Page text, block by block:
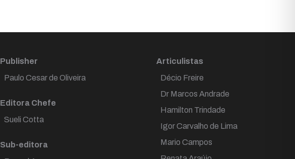
Publisher
Paulo Cesar de Oliveira
Editora Chefe
Sueli Cotta
Sub-editora
Articulistas
Décio Freire
Dr Marcos Andrade
Hamilton Trindade
Igor Carvalho de Lima
Mario Campos